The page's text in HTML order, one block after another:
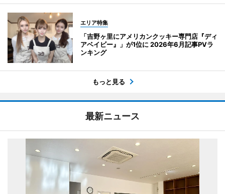
エリア特集
「吉野ヶ里にアメリカンクッキー専門店『ディ
アベイビー』」が1位に 2026年6月記事PVラ
ンキング
もっと見る
最新ニュース